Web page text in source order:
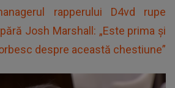
rapperului D4vd rupe
Josh Marshall: „Este prima și
despre această chestiune”